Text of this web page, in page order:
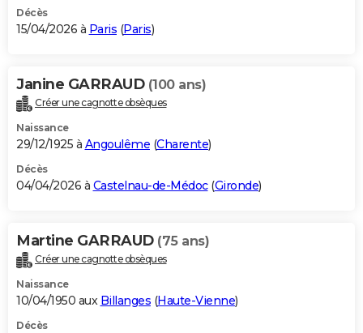
Décès
15/04/2026 à Paris (Paris)
Janine GARRAUD (100 ans)
Créer une cagnotte obsèques
Naissance
29/12/1925 à Angoulême (Charente)
Décès
04/04/2026 à Castelnau-de-Médoc(Gironde)
Martine GARRAUD (75 ans)
Créer une cagnotte obsèques
Naissance
10/04/1950 aux Billanges (Haute-Vienne)
Décès